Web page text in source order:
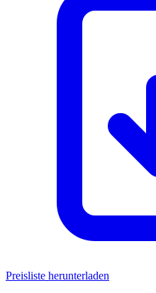
Preisliste herunterladen